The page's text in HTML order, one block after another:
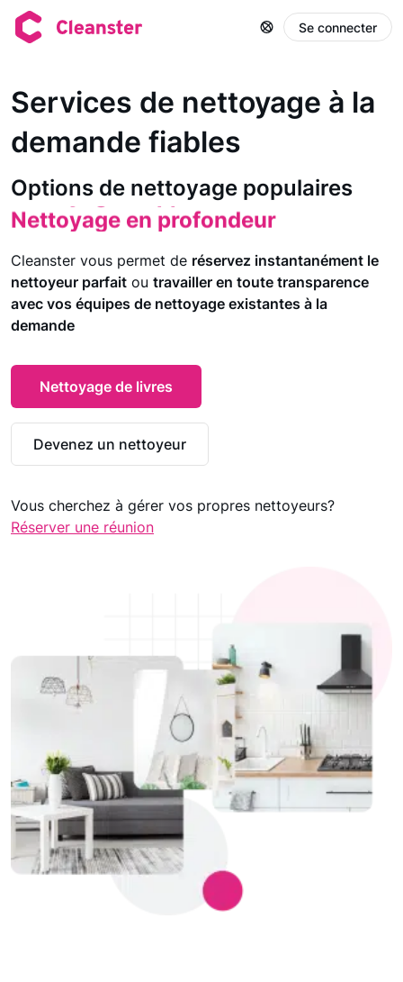
Se connecter
Services de nettoyage à la
demande fiables
Options de nettoyage populaires
Nettoyage de location à court terme
Nettoyage d'appartement
Nettoyage en profondeur
Nettoyage de la maison
Nettoyage du déménagement
Nettoyage de bureaux
Nettoyage d'espaces commerciaux
Nettoyage de location à court terme
Cleanster vous permet de réservez instantanément le
nettoyeur parfait ou travailler en toute transparence
avec vos équipes de nettoyage existantes à la
demande
Nettoyage de livres
Devenez un nettoyeur
Vous cherchez à gérer vos propres nettoyeurs?
Réserver une réunion